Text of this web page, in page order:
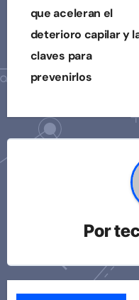
entradas
que aceleran el
deterioro capilar y
claves para
prevenirlos
Por